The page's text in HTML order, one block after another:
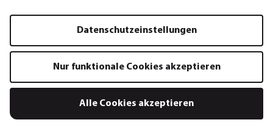
Service:
Auswahl Menge
Datenschutzeinstellungen
Nur funktionale Cookies akzeptieren
Alle Cookies akzeptieren